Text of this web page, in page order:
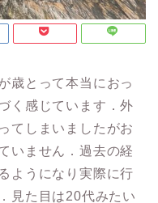
歳とって本当におっ
く感じています．外
てしまいましたがお
いません．過去の経
ようになり実際に行
見た目は20代みたい